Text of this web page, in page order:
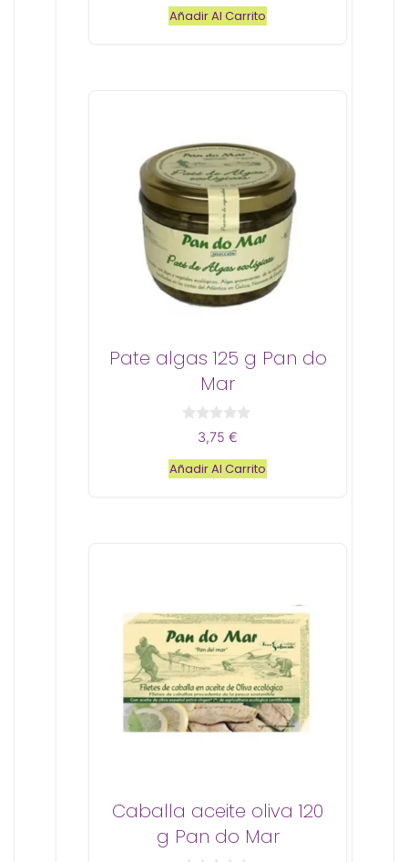
e
5
Añadir Al Carrito
Pate algas 125 g Pan do
Mar
e
5
3,75 €
Añadir Al Carrito
Caballa aceite oliva 120
g Pan do Mar